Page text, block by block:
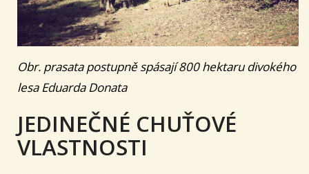
Obr. prasata postupně spásají 800 hektaru divokého
lesa Eduarda Donata
JEDINEČNÉ CHUŤOVÉ
VLASTNOSTI